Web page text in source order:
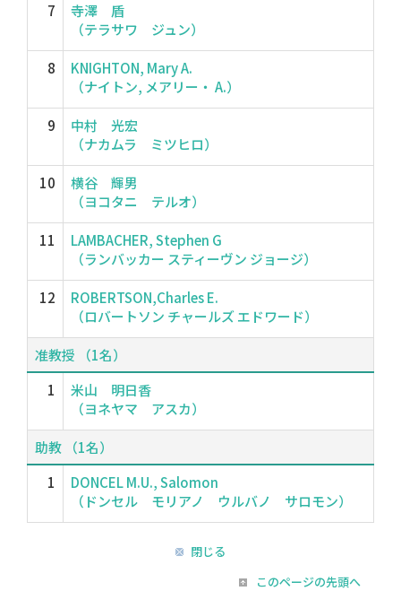
7
寺澤 盾
（テラサワ ジュン）
8
KNIGHTON, Mary A.
（ナイトン, メアリー・ A.）
9
中村 光宏
（ナカムラ ミツヒロ）
10
横谷 輝男
（ヨコタニ テルオ）
11
LAMBACHER, Stephen G
（ランバッカー スティーヴン ジョージ）
12
ROBERTSON,Charles E.
（ロバートソン チャールズ エドワード）
准教授 （1名）
1
米山 明日香
（ヨネヤマ アスカ）
助教 （1名）
1
DONCEL M.U., Salomon
（ドンセル モリアノ ウルバノ サロモン）
閉じる
このページの先頭へ